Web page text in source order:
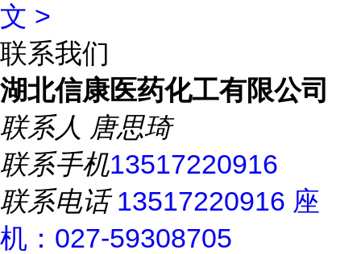
文 >
联系我们
湖北信康医药化工有限公司
联系人 唐思琦
联系手机13517220916
联系电话13517220916 座
机：027-59308705